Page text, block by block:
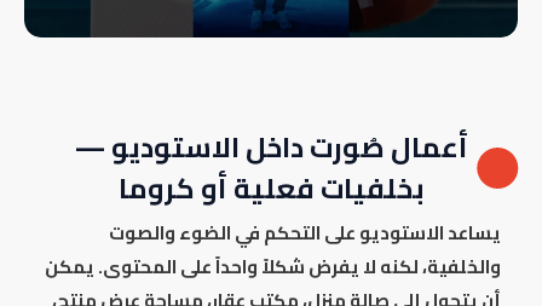
أعمال صُورت داخل الاستوديو —
بخلفيات فعلية أو كروما
يساعد الاستوديو على التحكم في الضوء والصوت
والخلفية، لكنه لا يفرض شكلاً واحداً على المحتوى. يمكن